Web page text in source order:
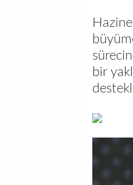
bir